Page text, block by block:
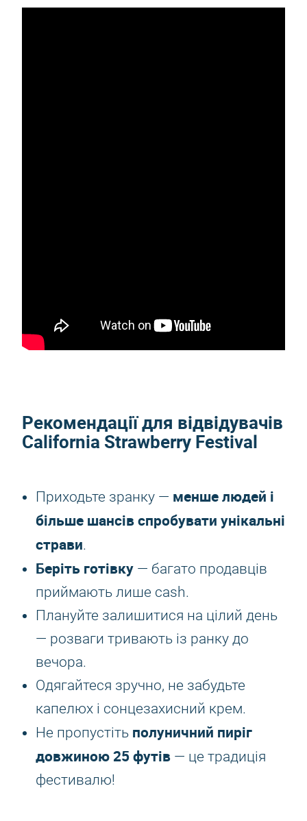
Рекомендації для відвідувачів
California Strawberry Festival
Приходьте зранку — менше людей і
більше шансів спробувати унікальні
страви.
Беріть готівку — багато продавців
приймають лише cash.
Плануйте залишитися на цілий день
— розваги тривають із ранку до
вечора.
Одягайтеся зручно, не забудьте
капелюх і сонцезахисний крем.
Не пропустіть полуничний пиріг
довжиною 25 футів — це традиція
фестивалю!